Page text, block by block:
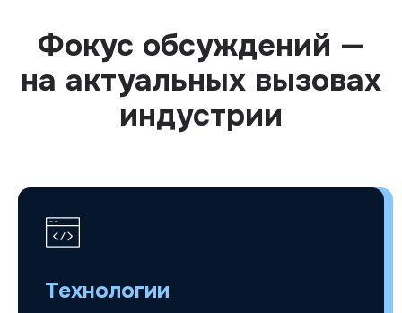
Фокус обсуждений —
на актуальных вызовах
индустрии
Технологии